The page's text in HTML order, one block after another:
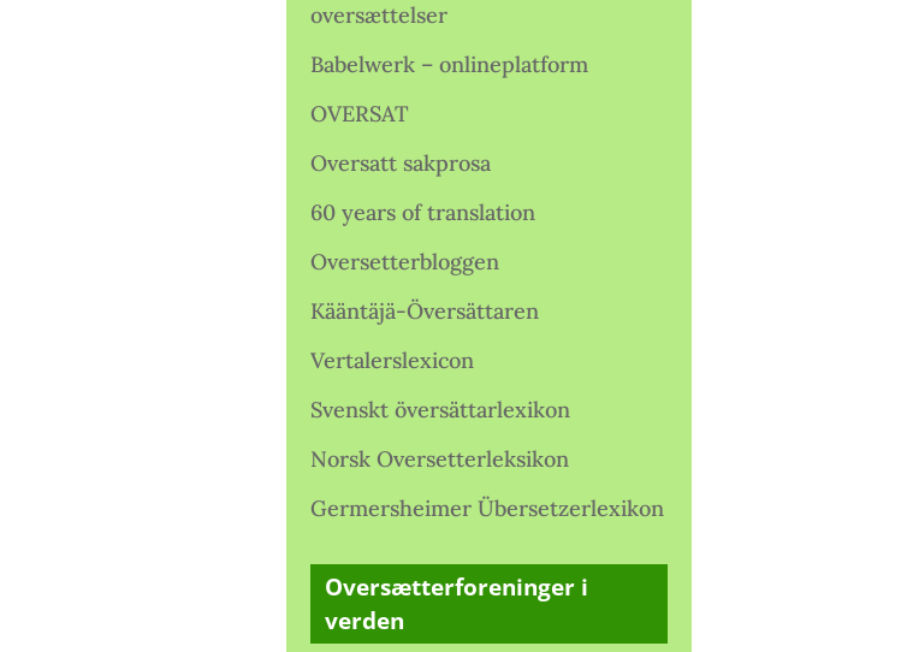
oversættelser
Babelwerk – onlineplatform
OVERSAT
Oversatt sakprosa
60 years of translation
Oversetterbloggen
Kääntäjä-Översättaren
Vertalerslexicon
Svenskt översättarlexikon
Norsk Oversetterleksikon
Germersheimer Übersetzerlexikon
Oversætterforeninger i
verden